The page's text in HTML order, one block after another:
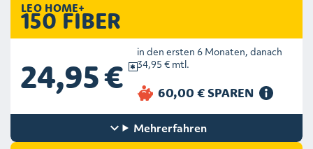
LEO HOME+
150 FIBER
24,95 €
in den ersten 6 Monaten, danach
34,95 € mtl.
Mehrerfahren